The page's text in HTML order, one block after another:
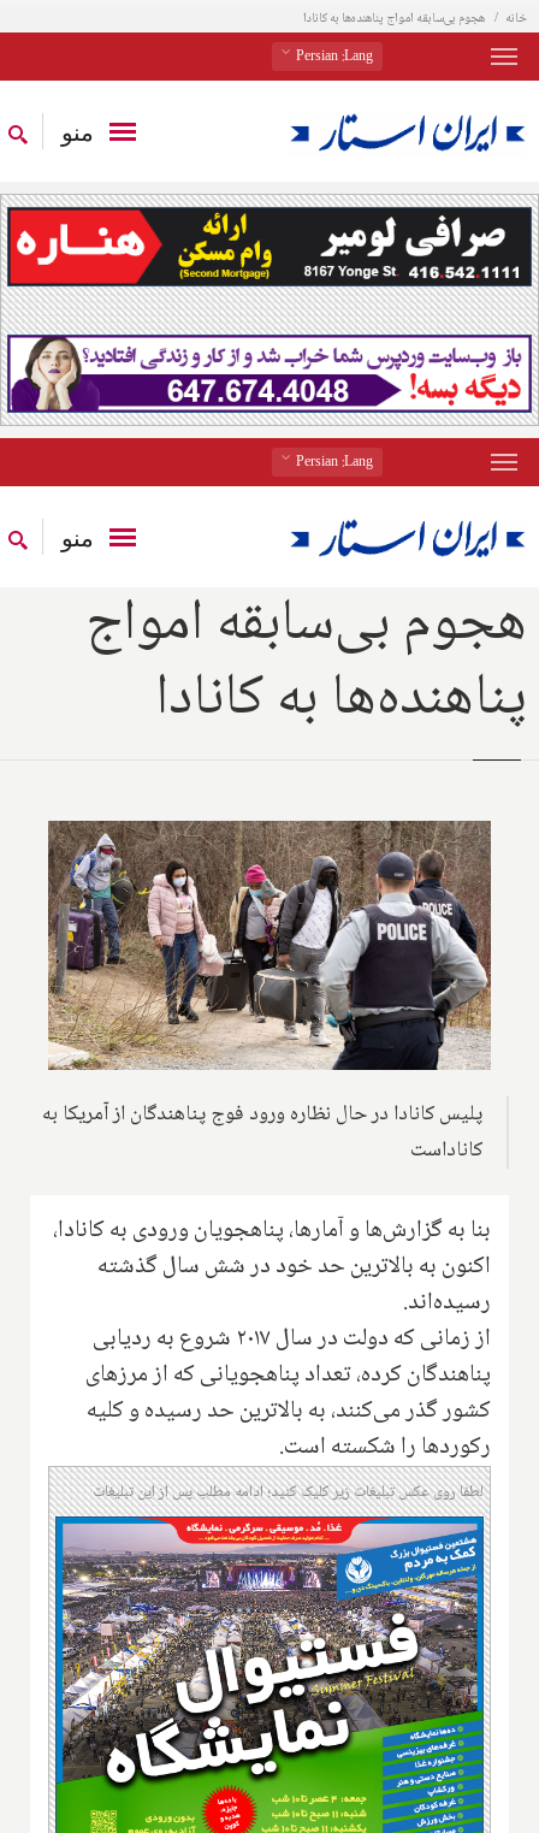
خانه هجوم بی‌سابقه امواج پناهنده‌ها به کانادا
Lang
: Persian
منو
Lang
: Persian
منو
هجوم بی‌سابقه امواج
پناهنده‌ها به کانادا
پلیس کانادا در حال نظاره ورود فوج پناهندگان از آمریکا به
کاناداست
بنا به گزارش‌ها و آمارها، پناهجویان ورودی به کانادا،
اکنون به بالاترین حد خود در شش سال گذشته
رسیده‌اند.
از زمانی که دولت در سال ۲۰۱۷ شروع به ردیابی
پناهندگان کرده، تعداد پناهجویانی که از مرزهای
کشور گذر می‌کنند، به بالاترین حد رسیده و کلیه
رکوردها را شکسته است.
لطفا روی عکس تبلیغات زیر کلیک کنید؛ ادامه مطلب پس از این تبلیغات